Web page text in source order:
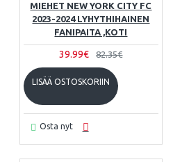
MIEHET NEW YORK CITY FC
2023-2024 LYHYTHIHAINEN
FANIPAITA ,KOTI
39.99€ 82.35€
LISÄÄ OSTOSKORIIN
Osta nyt